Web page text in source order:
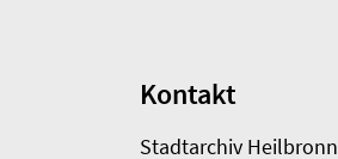
Kontakt
Stadtarchiv Heilbronn